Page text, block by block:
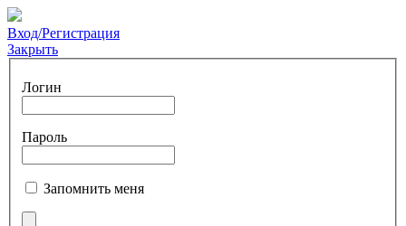
Вход/Регистрация
Закрыть
Логин
Пароль
Запомнить меня